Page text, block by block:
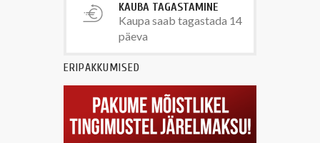
KAUBA TAGASTAMINE
Kaupa saab tagastada 14
päeva
ERIPAKKUMISED